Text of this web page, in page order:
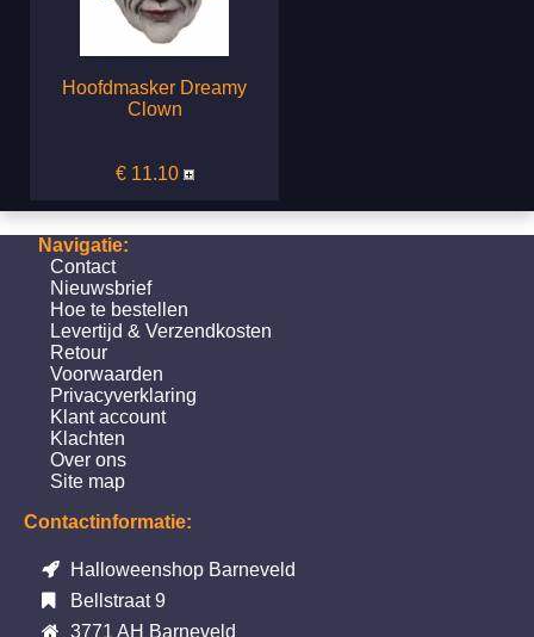
Hoofdmasker Dreamy
Clown
€ 11.10
Navigatie:
Contact
Nieuwsbrief
Hoe te bestellen
Levertijd & Verzendkosten
Retour
Voorwaarden
Privacyverklaring
Klant account
Klachten
Over ons
Site map
Contactinformatie:
Halloweenshop Barneveld
Bellstraat 9
3771 AH Barneveld